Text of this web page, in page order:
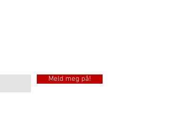
Meld meg på!